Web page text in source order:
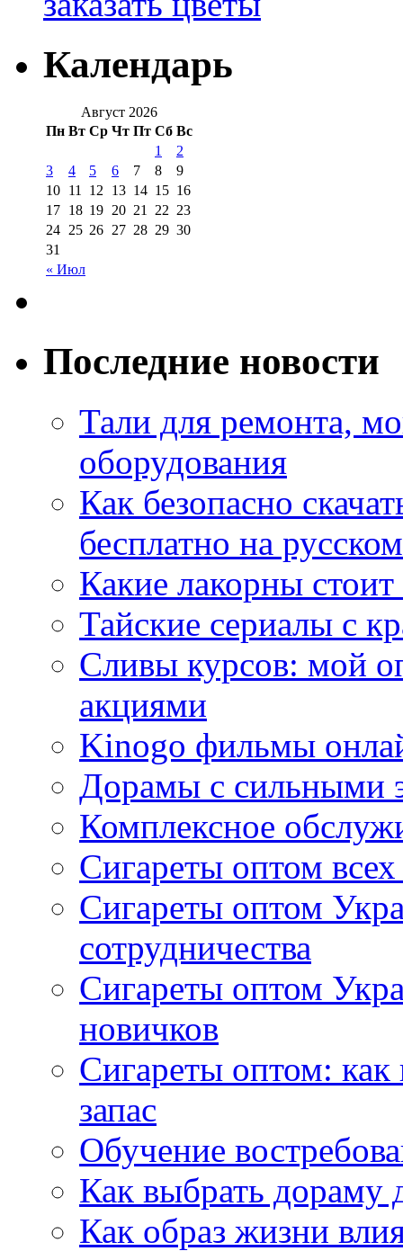
Календарь
Август 2026
Пн Вт Ср Чт Пт Сб Вс
« Июл
1
2
3
4 5 6 7 8
9
10 11 12 13 14 15 16
17 18 19 20 21 22 23
24 25 26 27 28 29 30
31
Последние новости
Тали для ремонта,
оборудования
Как безопасно
бесплатно на
Какие лакорны
Тайские сериалы с
Сливы курсов: мой
акциями
Kinogo фильмы
Дорамы с сильными
Комплексное
Сигареты оптом
Сигареты оптом
сотрудничества
Сигареты оптом
новичков
Сигареты оптом:
запас
Обучение
Как выбрать дораму
Как образ жизни